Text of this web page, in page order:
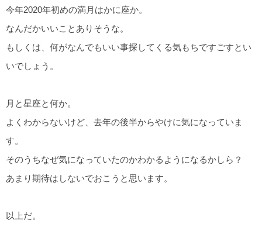
今年2020年初めの満月はかに座か。
なんだかいいことありそうな。
もしくは、何がなんでもいい事探してくる気もちですごすとい
いでしょう。
月と星座と何か。
よくわからないけど、去年の後半からやけに気になっていま
す。
そのうちなぜ気になっていたのかわかるようになるかしら？
あまり期待はしないでおこうと思います。
以上だ。